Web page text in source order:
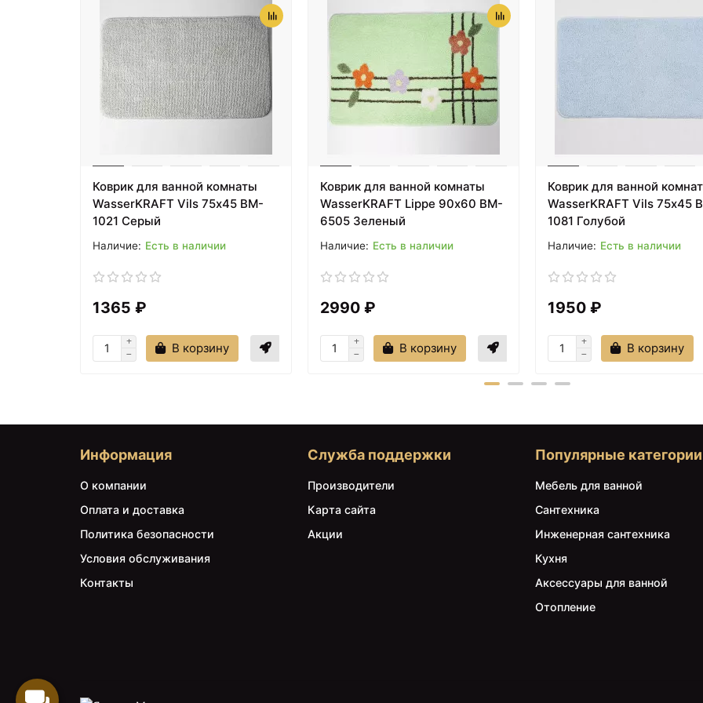
Смеситель для кухни
WasserKRAFT Neime
12110 ₽
Смеситель для ванны
WasserKRAFT Neime 1901
Хром
34220 ₽
WasserKRAFT Neime
19P10-RP100/Rhin
RP100/44S10-RP100
искусственного камня
WasserKRAFT Neime
40250 ₽
WasserKRAFT Neime
Хром
искусственного камня
Коврик для ванной комнаты
WasserKRAFT Vils 75х45 BM-
1021 Серый
Есть в наличии
1365 ₽
В корзину
Коврик для ванной комнаты
WasserKRAFT Lippe 90х60 BM-
6505 Зеленый
Есть в наличии
2990 ₽
В корзину
Коврик для ванной
WasserKRAFT Vils 75х45
1081 Голубой
Есть в наличии
1950 ₽
В корзину
Информация
О компании
Оплата и доставка
Политика безопасности
Условия обслуживания
Контакты
Служба поддержки
Производители
Карта сайта
Акции
Популярные категории
Мебель для ванной
Сантехника
Инженерная сантехника
Кухня
Аксессуары для ванной
Отопление